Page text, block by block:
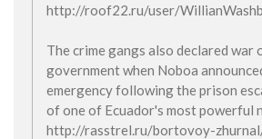
http://roof22.ru/user/
The crime gangs also declared war
government when Noboa
emergency following the prison
of one of Ecuador's most powerful
http://rasstrel.ru/bortovoy-